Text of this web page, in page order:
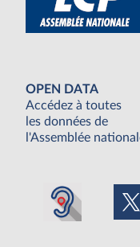
OPEN DATA
Accédez à toutes
les données de
l'Assemblée